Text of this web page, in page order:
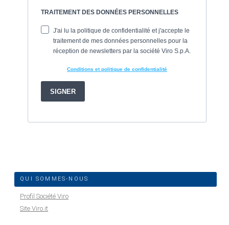
QUI SOMMES-NOUS
Profil Société Viro
Site Viro.it